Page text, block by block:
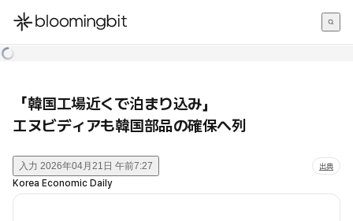
한국어
「韓国工場近くで泊まり込み」
エヌビディアも韓国部品の確保へ列
入力 2026年04月21日 午前7:27 出典
Korea Economic Daily